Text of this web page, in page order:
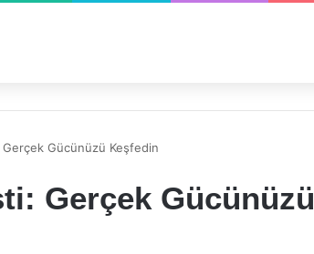
Gerçek Gücünüzü Keşfedin
Gerçek Gücünüzü